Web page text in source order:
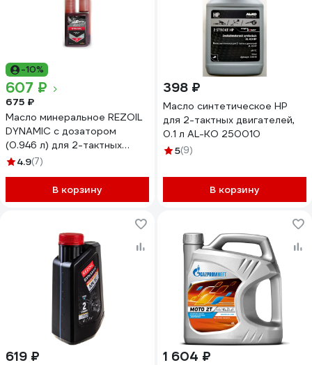
-10%
607 ₽
675 ₽
Масло минеральное REZOIL
DYNAMIC с дозатором
(0.946 л) для 2-тактных
двигателей API TB Rezer
4.9(7)
В корзину
398 ₽
Масло синтетическое HP
для 2-тактных двигателей,
0.1 л AL-KO 250010
5(9)
В корзину
619 ₽ 1 604 ₽